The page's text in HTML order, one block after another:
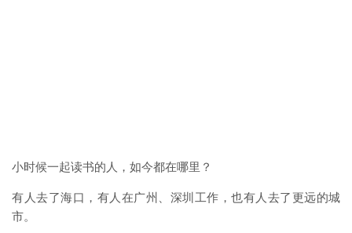
小时候一起读书的人，如今都在哪里？
有人去了海口，有人在广州、深圳工作，也有人去了更远的城
市。